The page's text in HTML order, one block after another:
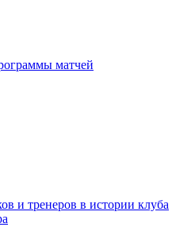
матчей
и тренеров в истории клуба